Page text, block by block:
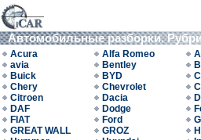
Автомобильные разборки.
Acura Alfa Romeo
avia
Bentley
Buick
BYD
Chery
Chevrolet
Citroen
Dacia
DAF
Dodge
FIAT
Ford
GREAT WALL
GROZ